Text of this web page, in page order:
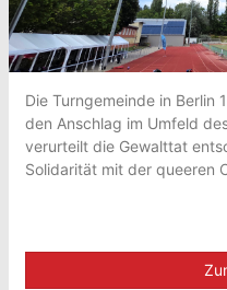
Die Turngemeinde in
den Anschlag im Umfeld
verurteilt die Gewalttat
Solidarität mit der queeren